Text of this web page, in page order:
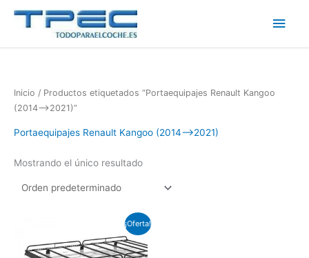
Inicio / Productos etiquetados “Portaequipajes Renault Kangoo
(2014-->2021)”
Portaequipajes Renault Kangoo (2014-->2021)
Mostrando el único resultado
¡Oferta!
original
era:
actual
es: